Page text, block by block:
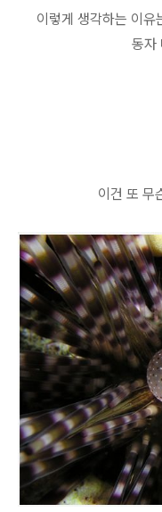
이렇게 생각하는 이유
동자
이건 또 무